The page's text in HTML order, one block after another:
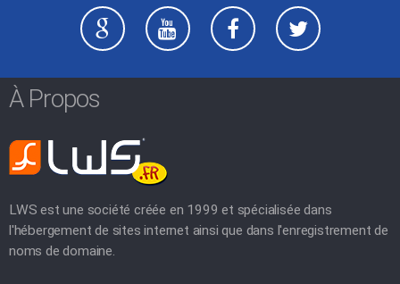
À Propos
LWS est une société créée en 1999 et spécialisée dans
l'hébergement de sites internet ainsi que dans l'enregistrement de
noms de domaine.